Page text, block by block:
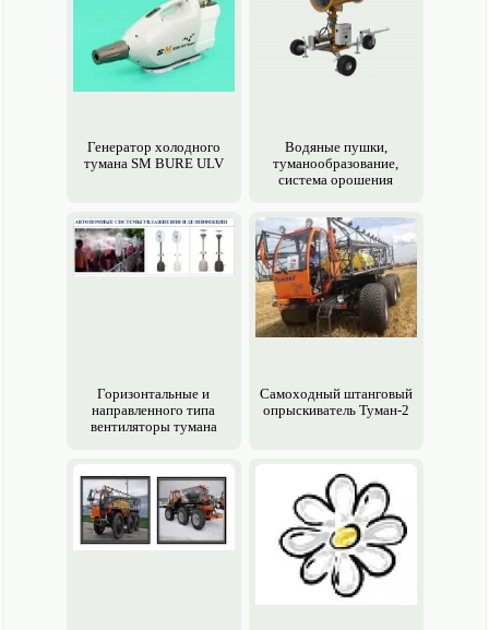
Генератор холодного
тумана SM BURE ULV
Водяные пушки,
туманообразование,
система орошения
Горизонтальные и
направленного типа
вентиляторы тумана
Самоходный штанговый
опрыски­ватель Туман-2